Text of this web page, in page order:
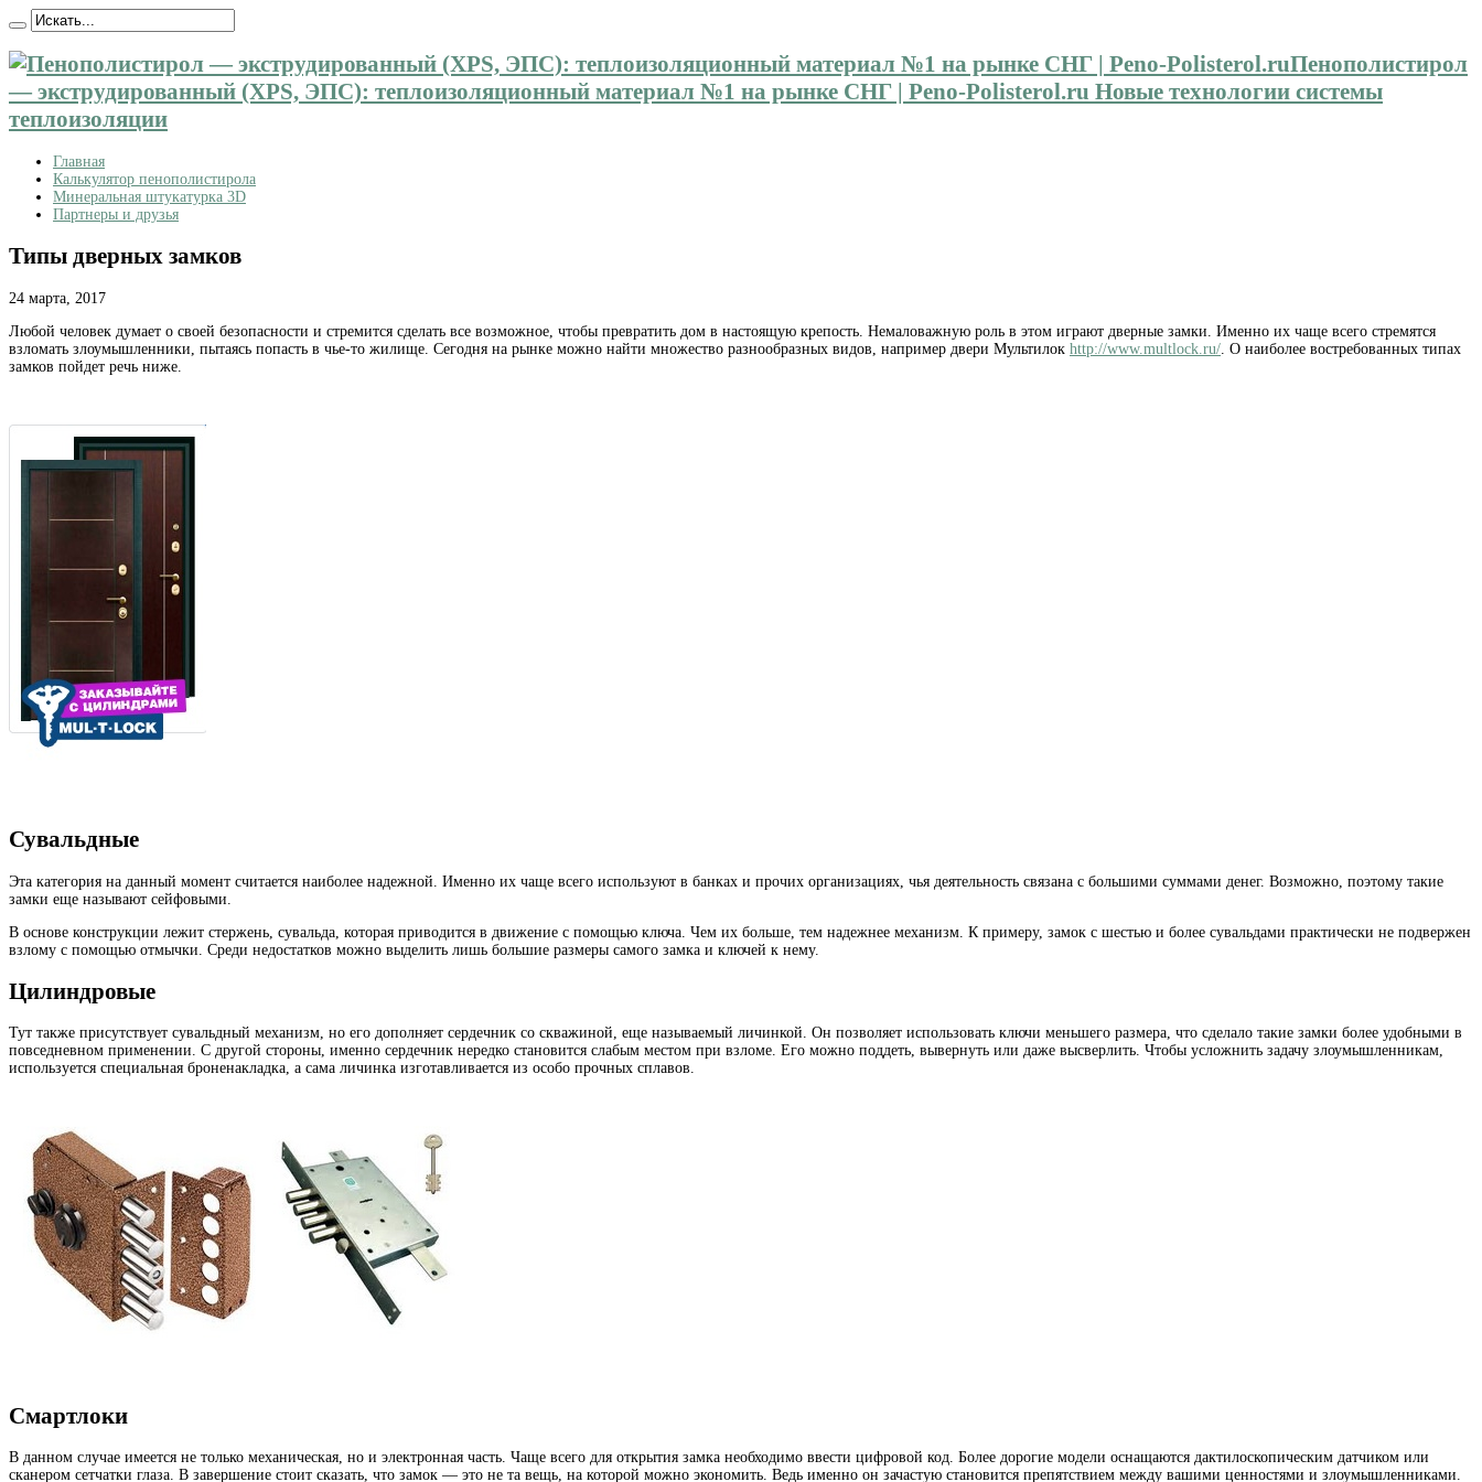
Пенополистирол
— экструдированный (XPS, ЭПС): теплоизоляционный материал №1 на рынке СНГ | Peno-Polisterol.ru Новые технологии системы
теплоизоляции
Главная
Калькулятор пенополистирола
Минеральная штукатурка 3D
Партнеры и друзья
Типы дверных замков
24 марта, 2017
Любой человек думает о своей безопасности и стремится сделать все возможное, чтобы превратить дом в настоящую крепость. Немаловажную роль в этом играют дверные замки. Именно их чаще всего стремятся
взломать злоумышленники, пытаясь попасть в чье-то жилище. Сегодня на рынке можно найти множество разнообразных видов, например двери Мультилок http://www.multlock.ru/ . О наиболее востребованных типах
замков пойдет речь ниже.
Сувальдные
Эта категория на данный момент считается наиболее надежной. Именно их чаще всего используют в банках и прочих организациях, чья деятельность связана с большими суммами денег. Возможно, поэтому такие
замки еще называют сейфовыми.
В основе конструкции лежит стержень, сувальда, которая приводится в движение с помощью ключа. Чем их больше, тем надежнее механизм. К примеру, замок с шестью и более сувальдами практически не подвержен
взлому с помощью отмычки. Среди недостатков можно выделить лишь большие размеры самого замка и ключей к нему.
Цилиндровые
Тут также присутствует сувальдный механизм, но его дополняет сердечник со скважиной, еще называемый личинкой. Он позволяет использовать ключи меньшего размера, что сделало такие замки более удобными в
повседневном применении. С другой стороны, именно сердечник нередко становится слабым местом при взломе. Его можно поддеть, вывернуть или даже высверлить. Чтобы усложнить задачу злоумышленникам,
используется специальная броненакладка, а сама личинка изготавливается из особо прочных сплавов.
Смартлоки
В данном случае имеется не только механическая, но и электронная часть. Чаще всего для открытия замка необходимо ввести цифровой код. Более дорогие модели оснащаются дактилоскопическим датчиком или
сканером сетчатки глаза. В завершение стоит сказать, что замок — это не та вещь, на которой можно экономить. Ведь именно он зачастую становится препятствием между вашими ценностями и злоумышленниками.